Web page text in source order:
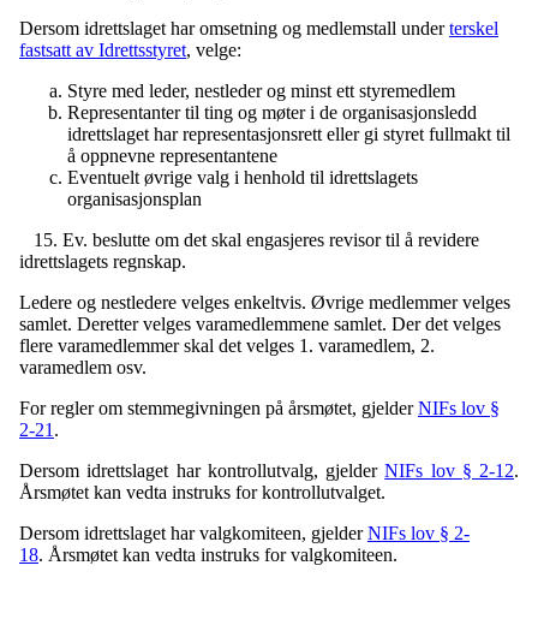
Dersom idrettslaget har omsetning og medlemstall underterskel
fastsatt av Idrettsstyret, velge:
Styre med leder, nestleder og minst ett styremedlem
Representanter til ting og møter i de organisasjonsledd
idrettslaget har representasjonsrett eller gi styret fullmakt til
å oppnevne representantene
Eventuelt øvrige valg i henhold til idrettslagets
organisasjonsplan
15. Ev. beslutte om det skal engasjeres revisor til å revidere
idrettslagets regnskap.
Ledere og nestledere velges enkeltvis. Øvrige medlemmer velges
samlet. Deretter velges varamedlemmene samlet. Der det velges
flere varamedlemmer skal det velges 1. varamedlem, 2.
varamedlem osv.
For regler om stemmegivningen på årsmøtet, gjelderNIFs lov §
2-21 .
Dersom idrettslaget har kontrollutvalg, gjelderNIFs lov § 2-12.
Årsmøtet kan vedta instruks for kontrollutvalget.
Dersom idrettslaget har valgkomiteen, gjelderNIFs lov § 2-
18. Årsmøtet kan vedta instruks for valgkomiteen.